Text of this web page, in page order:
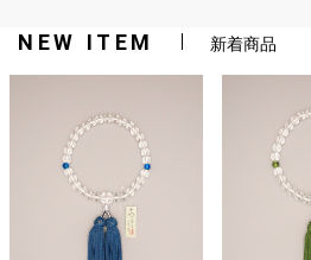
NEW ITEM 新着商品